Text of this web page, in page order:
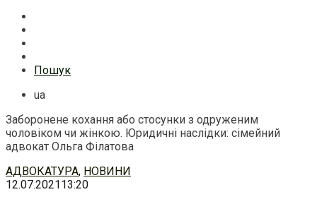
Пошук
ua
Заборонене кохання або стосунки з одруженим
чоловіком чи жінкою. Юридичні наслідки: сімейний
адвокат Ольга Філатова
Перейти
до
АДВОКАТУРА, НОВИНИ
12.07.202113:20